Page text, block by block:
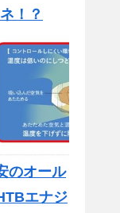
！？
のオール
エナジ